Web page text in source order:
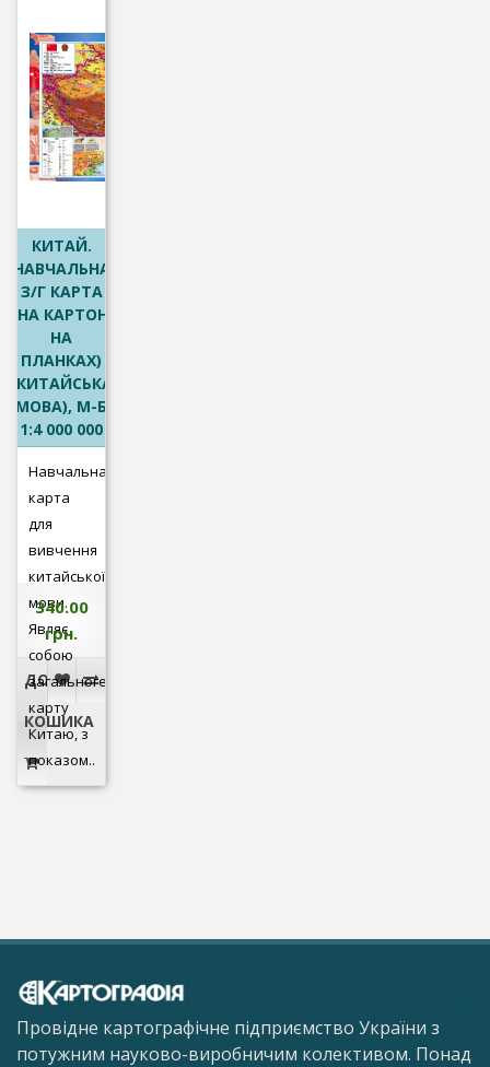
КИТАЙ.
НАВЧАЛЬНА
З/Г КАРТА
(НА КАРТОНІ
НА
ПЛАНКАХ)
(КИТАЙСЬКА
МОВА), М-Б
1:4 000 000
Навчальна
карта
для
вивчення
китайської
мови.
Являє
собою
загальногеографічну
карту
Китаю, з
показом..
340.00
грн.
ДО
КОШИКА
Провідне картографічне підприємство України з
потужним науково-виробничим колективом. Понад